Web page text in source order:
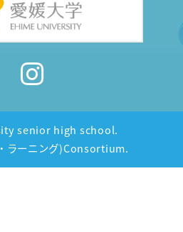
senior high school.
ラーニング)Consortium.